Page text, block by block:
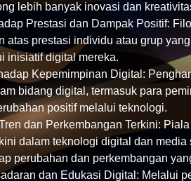
lebih banyak inovasi dan
Prestasi dan Dampak Positif:
atas prestasi individu atau grup
inisiatif digital mereka.
Kepemimpinan Digital:
bidang digital, termasuk para
positif melalui teknologi.
dan Perkembangan Terkini:
dalam teknologi digital dan
perubahan dan perkembangan
dan Edukasi Digital: Melalui